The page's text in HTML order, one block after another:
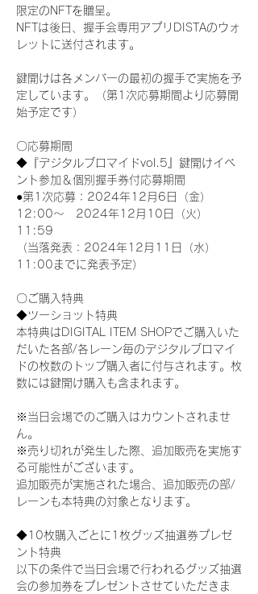
限定のNFTを贈呈。
NFTは後日、握手会専用アプリDISTAのウォ
レットに送付されます。
鍵開けは各メンバーの最初の握手で実施を予
定しています。（第1次応募期間より応募開
始予定です）
〇応募期間
◆『デジタルブロマイドvol.5』鍵開けイベ
ント参加＆個別握手券付応募期間
●第1次応募：2024年12月6日（金）
12:00～　2024年12月10日（火）
11:59
（当落発表：2024年12月11日（水）
11:00までに発表予定）
〇ご購入特典
◆ツーショット特典
本特典はDIGITAL ITEM SHOPでご購入いた
だいた各部/各レーン毎のデジタルブロマイ
ドの枚数のトップ購入者に付与されます。枚
数には鍵開け購入も含まれます。
※当日会場でのご購入はカウントされませ
ん。
※売り切れが発生した際、追加販売を実施す
る可能性がございます。
追加販売が実施された場合、追加販売の部/
レーンも本特典の対象となります。
◆10枚購入ごとに1枚グッズ抽選券プレゼ
ント特典
以下の条件で当日会場で行われるグッズ抽選
会の参加券をプレゼントさせていただきま